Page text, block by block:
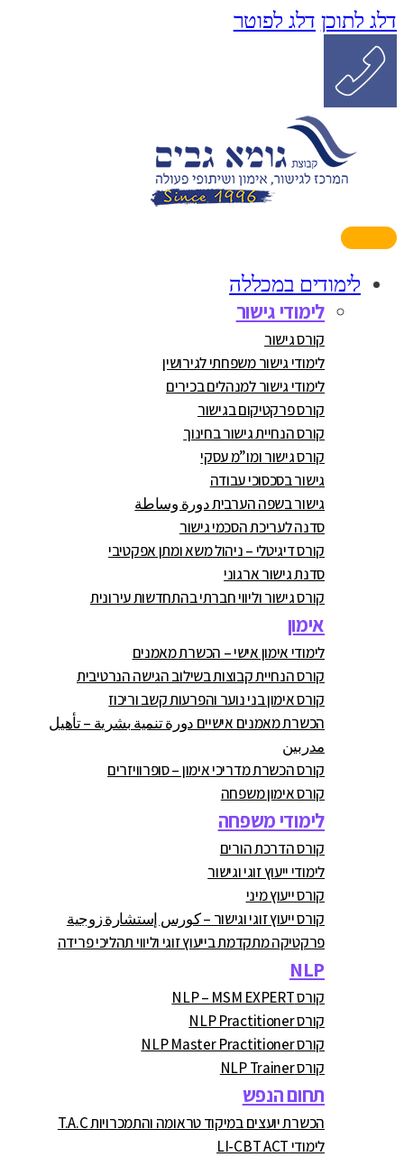
דלג לתוכן דלג לפוטר
לימודים במכללה
לימודי גישור
קורס גישור
לימודי גישור משפחתי לגירושין
לימודי גישור למנהלים בכירים
קורס פרקטיקום בגישור
קורס הנחיית גישור בחינוך
קורס גישור ומו”מ עסקי
גישור בסכסוכי עבודה
גישור בשפה הערבית دورة وساطة
סדנה לעריכת הסכמי גישור
קורס דיגיטלי – ניהול משא ומתן אפקטיבי
סדנת גישור ארגוני
קורס גישור וליווי חברתי בהתחדשות עירונית
אימון
לימודי אימון אישי – הכשרת מאמנים
קורס הנחיית קבוצות בשילוב הגישה הנרטיבית
קורס אימון בני נוער והפרעות קשב וריכוז
הכשרת מאמנים אישיים دورة تنمية بشرية – تأهيل
مدربين
קורס הכשרת מדריכי אימון – סופרוויזרים
קורס אימון משפחה
לימודי משפחה
קורס הדרכת הורים
לימודי ייעוץ זוגי וגישור
קורס ייעוץ מיני
קורס ייעוץ זוגי וגישור – كورس إستشارة زوجية
פרקטיקה מתקדמת בייעוץ זוגי וליווי תהליכי פרידה
NLP
קורס NLP – MSM EXPERT
קורס NLP Practitioner
קורס NLP Master Practitioner
קורס NLP Trainer
תחום הנפש
הכשרת יועצים במיקוד טראומה והתמכרויות T.A.C
לימודי LI-CBT ACT